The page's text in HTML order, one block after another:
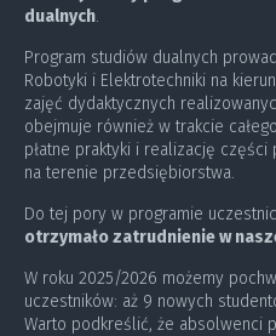
dualnych.
Program studiów dualnych
Robotyki i Elektrotechniki na
zajęć dydaktycznych
obejmuje również w trakcie
płatne praktyki i realizację
na terenie przedsiębiorstwa.
Do tej pory w programie
otrzymało zatrudnienie w
W roku 2025/2026 możemy
uczestników: aż 9 nowych
Warto podkreślić, że absolwenci